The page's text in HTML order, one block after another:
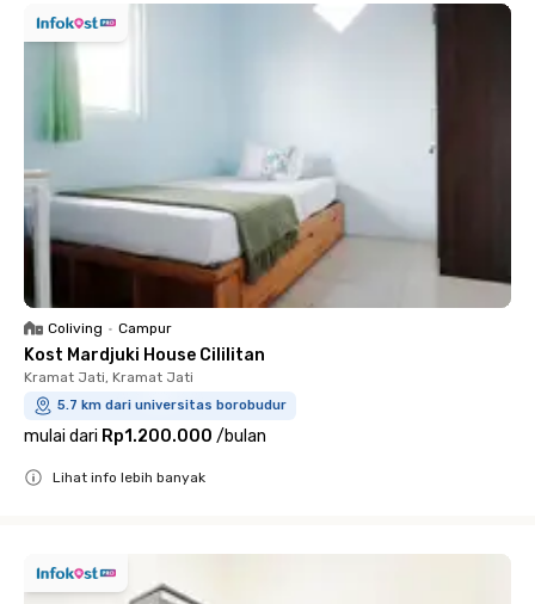
Coliving • Campur
Kost Mardjuki House Cililitan
Kramat Jati, Kramat Jati
5.7 km dari universitas borobudur
mulai dari Rp1.200.000 /bulan
Lihat info lebih banyak